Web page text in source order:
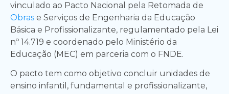
vinculado ao Pacto Nacional pela Retomada de
Obras e Serviços de Engenharia da Educação
Básica e Profissionalizante, regulamentado pela Lei
nº 14.719 e coordenado pelo Ministério da
Educação (MEC) em parceria com o FNDE.
O pacto tem como objetivo concluir unidades de
ensino infantil, fundamental e profissionalizante,